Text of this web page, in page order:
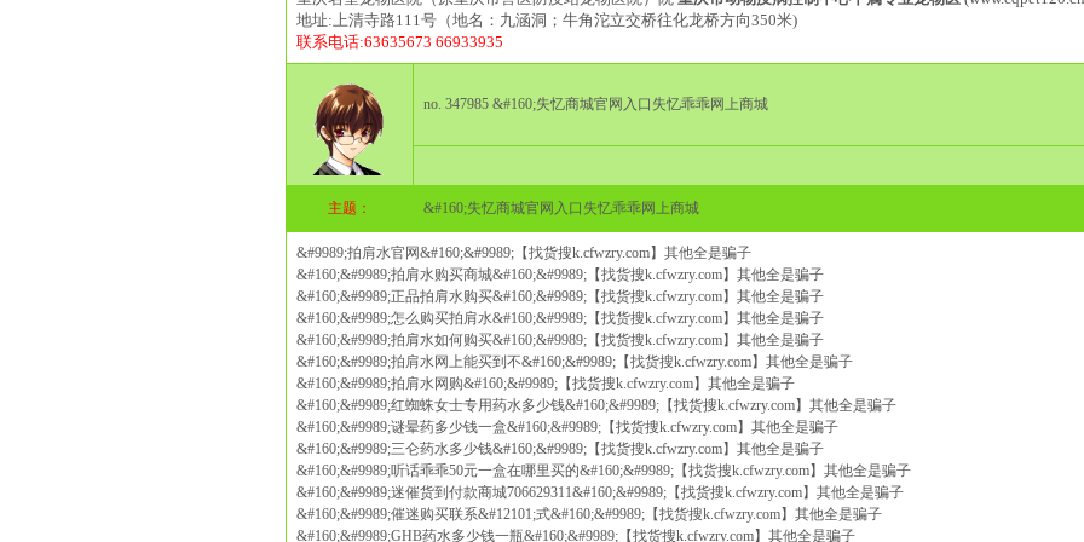
地址:上清寺路111号（地名：九涵洞；牛角沱立交桥往化龙桥方向350米)
联系电话:63635673 66933935
no. 347985 &#160;失忆商城官网入口失忆乖乖网上商城
主题： &#160;失忆商城官网入口失忆乖乖网上商城
&#9989;拍肩水官网&#160;&#9989;【找货搜k.cfwzry.com】其他全是骗子
&#160;&#9989;拍肩水购买商城&#160;&#9989;【找货搜k.cfwzry.com】其他全是骗子
&#160;&#9989;正品拍肩水购买&#160;&#9989;【找货搜k.cfwzry.com】其他全是骗子
&#160;&#9989;怎么购买拍肩水&#160;&#9989;【找货搜k.cfwzry.com】其他全是骗子
&#160;&#9989;拍肩水如何购买&#160;&#9989;【找货搜k.cfwzry.com】其他全是骗子
&#160;&#9989;拍肩水网上能买到不&#160;&#9989;【找货搜k.cfwzry.com】其他全是骗子
&#160;&#9989;拍肩水网购&#160;&#9989;【找货搜k.cfwzry.com】其他全是骗子
&#160;&#9989;红蜘蛛女士专用药水多少钱&#160;&#9989;【找货搜k.cfwzry.com】其他全是骗子
&#160;&#9989;谜晕药多少钱一盒&#160;&#9989;【找货搜k.cfwzry.com】其他全是骗子
&#160;&#9989;三仑药水多少钱&#160;&#9989;【找货搜k.cfwzry.com】其他全是骗子
&#160;&#9989;听话乖乖50元一盒在哪里买的&#160;&#9989;【找货搜k.cfwzry.com】其他全是骗子
&#160;&#9989;迷催货到付款商城706629311&#160;&#9989;【找货搜k.cfwzry.com】其他全是骗子
&#160;&#9989;催迷购买联系&#12101;式&#160;&#9989;【找货搜k.cfwzry.com】其他全是骗子
&#160;&#9989;GHB药水多少钱一瓶&#160;&#9989;【找货搜k.cfwzry.com】其他全是骗子